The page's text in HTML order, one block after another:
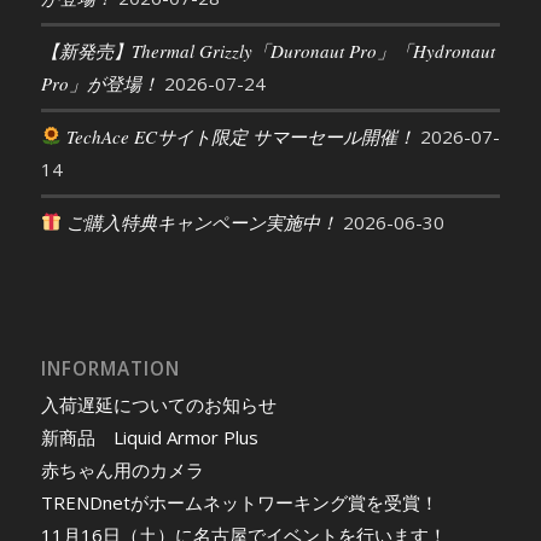
【新発売】Thermal Grizzly「Duronaut Pro」「Hydronaut
Pro」が登場！ 2026-07-24
TechAce ECサイト限定 サマーセール開催！ 2026-07-
14
ご購入特典キャンペーン実施中！ 2026-06-30
INFORMATION
入荷遅延についてのお知らせ
新商品 Liquid Armor Plus
赤ちゃん用のカメラ
TRENDnetがホームネットワーキング賞を受賞！
11月16日（土）に名古屋でイベントを行います！